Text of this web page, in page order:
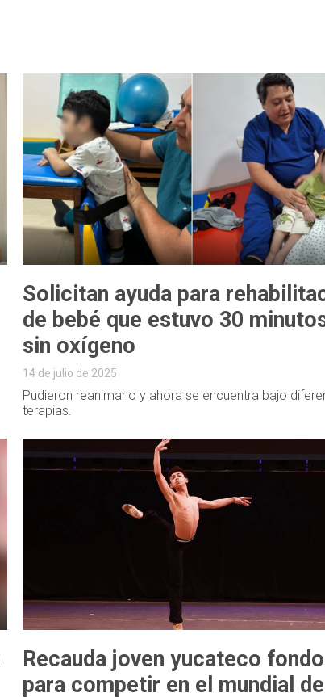
Solicitan ayuda para
de bebé que estuvo 30
sin oxígeno
14 de julio de 2025
Pudieron reanimarlo y ahora se encuentra bajo
terapias.
Recauda joven yucateco
para competir en el mundial de